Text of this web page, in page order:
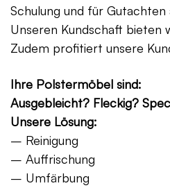
Schulung und für
Unseren Kundschaft bieten
Zudem profitiert unsere
Ihre Polstermöbel sind:
Ausgebleicht? Fleckig?
Unsere Lösung:
– Reinigung
– Auffrischung
– Umfärbung